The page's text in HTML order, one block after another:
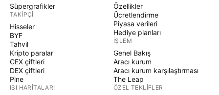
Süpergrafikler
TAKIPÇI
Hisseler
BYF
Tahvil
Kripto paralar
CEX çiftleri
DEX çiftleri
Pine
ISI HARITALARI
Özellikler
Ücretlendirme
Piyasa verileri
Hediye planları
İŞLEM
Genel Bakış
Aracı kurum
Aracı kurum karşılaştırması
The Leap
ÖZEL TEKLIFLER